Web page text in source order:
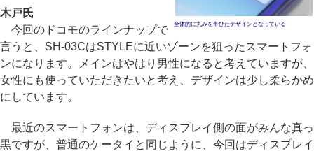
全体的に丸みを帯びたデザインとなっている
木戸氏
今回のドコモのラインナップで
言うと、SH-03CはSTYLEに近いゾーンを狙ったスマートフォ
ンになります。メインはやはり男性になると考えていますが、
女性にも使っていただきたいと考え、デザインは少し柔らかめ
にしています。
最近のスマートフォンは、ディスプレイ側の面がみんな真っ
黒ですが、普通のケータイと同じように、今回はディスプレイ